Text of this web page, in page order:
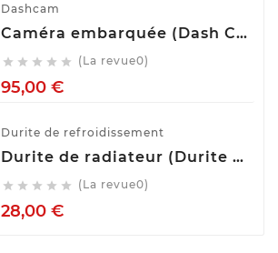
Dashcam
Caméra embarquée (Dash Cam) Avant Arrière GKU D700
     (La revue0)
95,00 €Prix
Durite de refroidissement
Durite de radiateur (Durite de refroidissement) TOPRAN 407 996
     (La revue0)
28,00 €Prix